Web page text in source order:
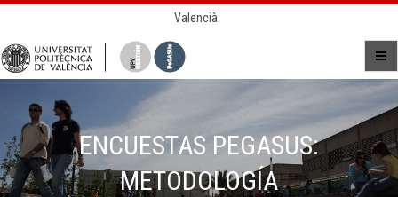
Valencià
ENCUESTAS PEGASUS:
METODOLOGÍA